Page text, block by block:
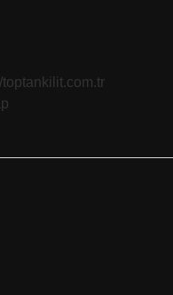
toptankilit.com.tr